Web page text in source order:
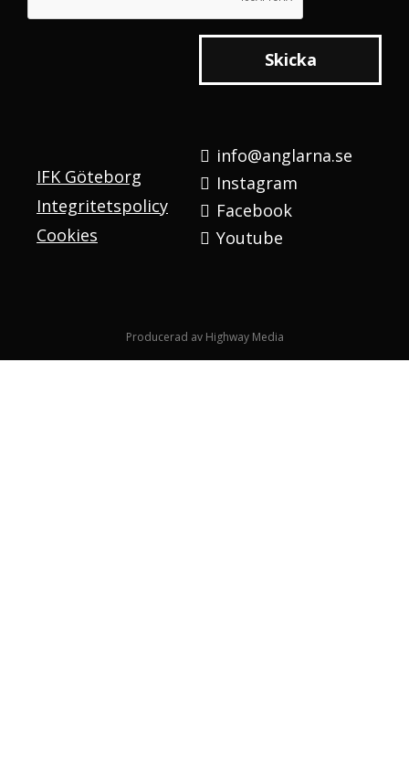
Skicka
IFK Göteborg
Integritetspolicy
Cookies
info@anglarna.se
Instagram
Facebook
Youtube
Producerad av Highway Media